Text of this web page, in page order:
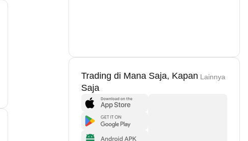
Trading di Mana Saja, Kapan
Saja
Lainnya